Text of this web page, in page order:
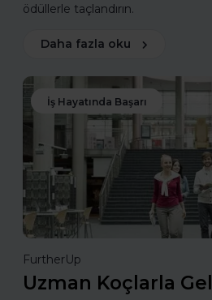
ödüllerle taçlandırın.
Daha fazla oku
İş Hayatında Başarı
FurtherUp
Uzman Koçlarla